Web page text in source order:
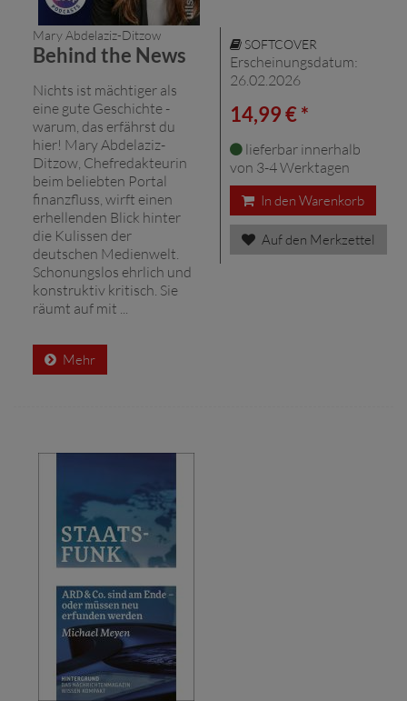
Mary Abdelaziz-Ditzow
Behind the News
Nichts ist mächtiger als
eine gute Geschichte -
warum, das erfährst du
hier! Mary Abdelaziz-
Ditzow, Chefredakteurin
beim beliebten Portal
finanzfluss, wirft einen
erhellenden Blick hinter
die Kulissen der
deutschen Medienwelt.
Schonungslos ehrlich und
konstruktiv kritisch. Sie
räumt auf mit ...
Mehr
SOFTCOVER
Erscheinungsdatum:
26.02.2026
14,99 € *
lieferbar innerhalb
von 3-4 Werktagen
In den Warenkorb
Auf den Merkzettel